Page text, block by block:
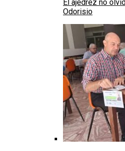
El ajedrez no
Odorisio